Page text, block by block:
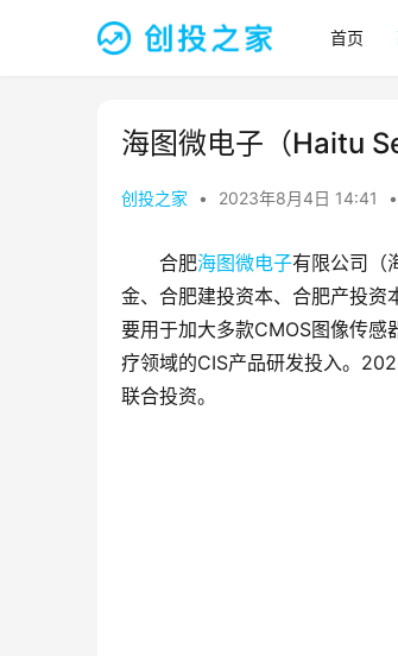
首页
海图微电子（Haitu
创投之家 • 2023年8月4日 14:41 •
合肥海图微电子有限公司（
金、合肥建投资本、合肥产投资
要用于加大多款CMOS图像传感
疗领域的CIS产品研发投入。
联合投资。